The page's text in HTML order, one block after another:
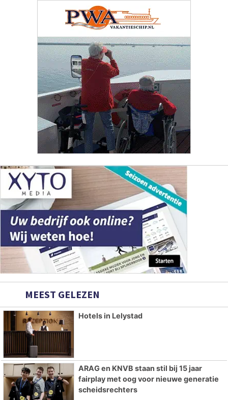
MEEST GELEZEN
Hotels in Lelystad
ARAG en KNVB staan stil bij 15 jaar
fairplay met oog voor nieuwe generatie
scheidsrechters